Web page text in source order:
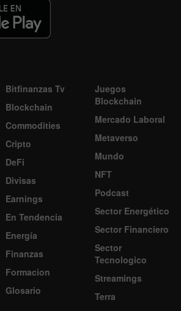
Bitfinanzas Tv
Blockchain
Commodities
Cripto
DeFi
Divisas
Earnings
Juegos
Blockchain
Mercado Laboral
Metaverso
Mundo
NFT
Podcast
Sector Energético